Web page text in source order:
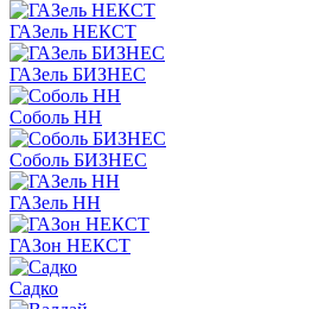
ГАЗель НЕКСТ
ГАЗель БИЗНЕС
Соболь НН
Соболь БИЗНЕС
ГАЗель НН
ГАЗон НЕКСТ
Садко